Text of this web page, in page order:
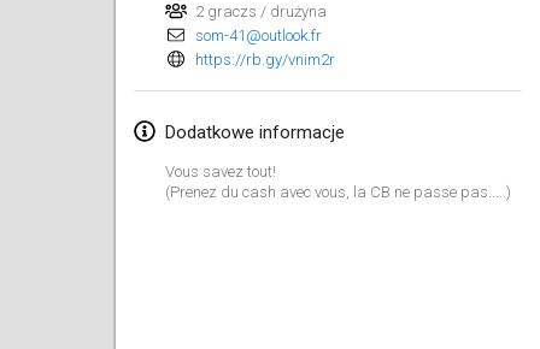
2 graczs / drużyna
som-41@outlook.fr
https://rb.gy/vnim2r
Dodatkowe informacje
Vous savez tout!
(Prenez du cash avec vous, la CB ne passe pas.....)
SingeliDuppeli
4 lut 2023|Finlandia
11 lut 2023|Finlandia
Indoor de la CASAS